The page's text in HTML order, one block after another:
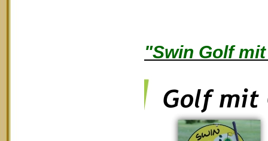
"Swin Golf